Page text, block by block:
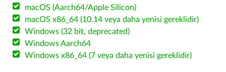
macOS (Aarch64/Apple Silicon)
macOS x86_64 (10.14 veya daha yenisi gereklidir)
Windows (32 bit, deprecated)
Windows Aarch64
Windows x86_64 (7 veya daha yenisi gereklidir)